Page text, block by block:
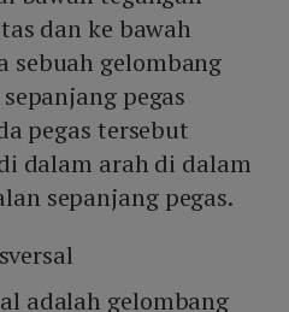
dan ke bawah
sebuah gelombang
pegas
pegas tersebut
dalam arah di dalam
sepanjang pegas.
adalah gelombang